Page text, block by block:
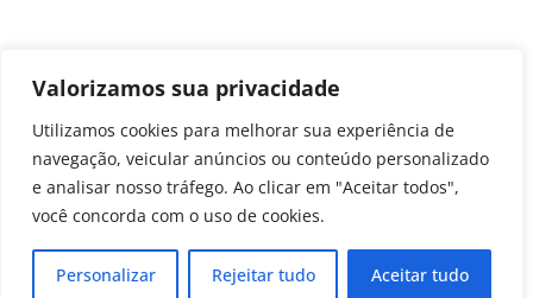
Valorizamos sua privacidade
Utilizamos cookies para melhorar sua experiência de
navegação, veicular anúncios ou conteúdo personalizado
e analisar nosso tráfego. Ao clicar em "Aceitar todos",
você concorda com o uso de cookies.
Personalizar Rejeitar tudo Aceitar tudo